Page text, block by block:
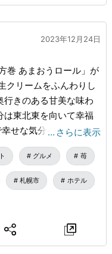
全長0.8kmのケーブル
堪能しながら、手軽
ぶりさん）とも呼ばれ
に並ぶもみじが色づく
名。 「もみじ祭り」
ます。 御朱印は4種類
。 【交通アクセス:大
】 ・大山阿夫
大山祗大神おおやまつ
かみ、高龗神たかおか
上前に創建された神
り、中腹に下社が位
ンガイド・ジャポ
2023年12月24日
巻 あまおうロール」が
せな気分になってみま
にて！
… さらに表示
グルメ 苺
札幌市 ホテル